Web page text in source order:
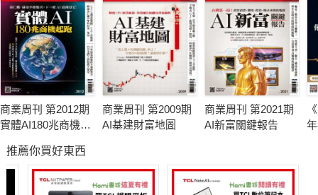
商業周刊 第2012期
實體AI180兆商機起
商業周刊 第2009期
AI基建財富地圖
商業周刊 第2021期
AI新富關鍵報告
推薦你買好東西